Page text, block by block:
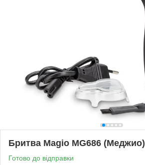
Бритва Magio MG686 (Меджио)
Готово до відправки